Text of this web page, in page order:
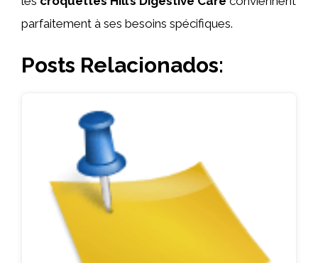
parfaitement à ses besoins spécifiques.
Posts Relacionados: